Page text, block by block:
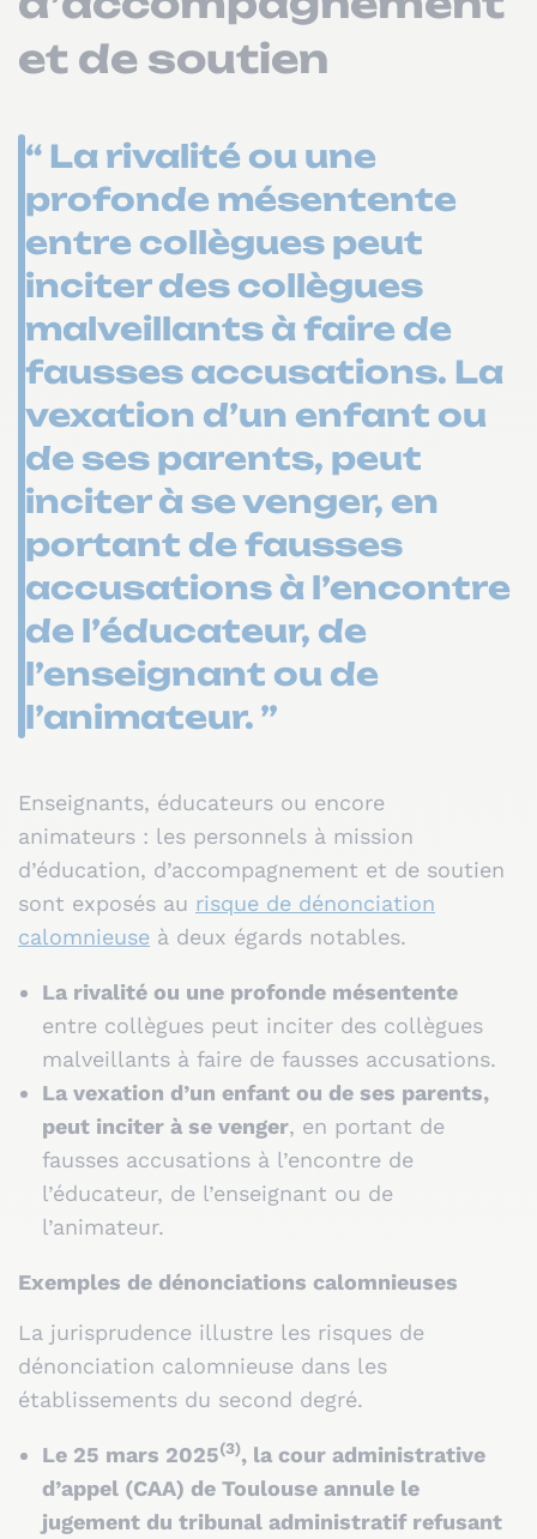
et de soutien
“ La rivalité ou une
profonde mésentente
entre collègues peut
inciter des collègues
malveillants à faire de
fausses accusations. La
vexation d’un enfant ou
de ses parents, peut
inciter à se venger, en
portant de fausses
accusations à l’encontre
de l’éducateur, de
l’enseignant ou de
l’animateur. ”
Enseignants, éducateurs ou encore
animateurs : les personnels à mission
d’éducation, d’accompagnement et de soutien
sont exposés au risque de dénonciation
calomnieuse à deux égards notables.
La rivalité ou une profonde mésentente
entre collègues peut inciter des collègues
malveillants à faire de fausses accusations.
La vexation d’un enfant ou de ses parents,
peut inciter à se venger, en portant de
fausses accusations à l’encontre de
l’éducateur, de l’enseignant ou de
l’animateur.
Exemples de dénonciations calomnieuses
La jurisprudence illustre les risques de
dénonciation calomnieuse dans les
établissements du second degré.
Le 25 mars 2025(3), la cour administrative
d’appel (CAA) de Toulouse annule le
jugement du tribunal administratif refusant